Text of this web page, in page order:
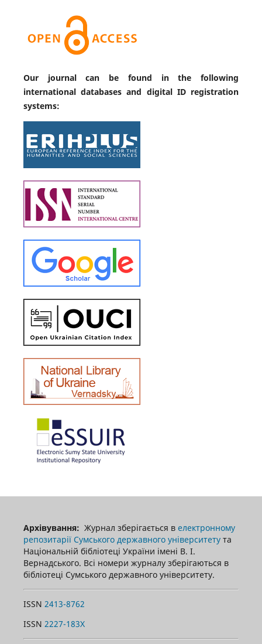
Our journal can be found in the following
international databases and digital ID registration
systems:
Архівування: Журнал зберігається в електронному
репозитарії Сумського державного університетута
Національній бібліотеці України імені В. І.
Вернадського. Всі номери журналу зберігаються в
бібліотеці Сумського державного університету.
ISSN 2413-8762
ISSN 2227-183X